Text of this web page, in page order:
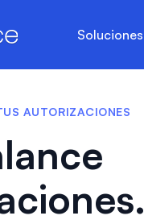
Soluciones
AUTORIZACIONES